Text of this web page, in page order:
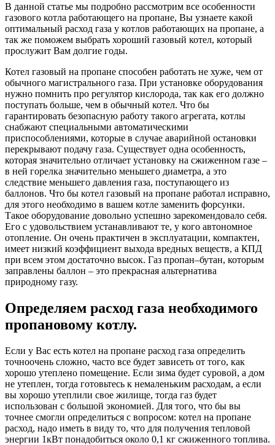
В данной статье мы подробно рассмотрим все особенности
газового котла работающего на пропане, Вы узнаете какой
оптимальный расход газа у котлов работающих на пропане, а
так же поможем выбрать хороший газовый котел, который
прослужит Вам долгие годы.
Котел газовый на пропане способен работать не хуже, чем от
обычного магистрального газа. При установке оборудования
нужно помнить про регулятор кислорода, так как его должно
поступать больше, чем в обычный котел. Что бы
гарантировать безопасную работу такого агрегата, котлы
снабжают специальными автоматическими
приспособлениями, которые в случае аварийной остановки
перекрывают подачу газа. Существует одна особенность,
которая значительно отличает установку на сжиженном газе –
в ней горелка значительно меньшего диаметра, а это
следствие меньшего давления газа, поступающего из
баллонов. Что бы котел газовый на пропане работал исправно,
для этого необходимо в вашем котле заменить форсунки.
Такое оборудование довольно успешно зарекомендовало себя.
Его с удовольствием устанавливают те, у кого автономное
отопление. Он очень практичен в эксплуатации, компактен,
имеет низкий коэффициент выхода вредных веществ, а КПД
при всем этом достаточно высок. Газ пропан–бутан, которым
заправлены баллон – это прекрасная альтернатива
природному газу.
Определяем расход газа необходимого
пропановому котлу.
Если у Вас есть котел на пропане расход газа определить
точноочень сложно, часто все будет зависеть от того, как
хорошо утеплено помещение. Если зима будет суровой, а дом
не утеплен, тогда готовьтесь к немаленьким расходам, а если
вы хорошо утеплили свое жилище, тогда газ будет
использован с большой экономией. Для того, что бы вы
точнее смогли определиться с вопросом: котел на пропане
расход, надо иметь в виду то, что для получения тепловой
энергии 1кВт понадобиться около 0,1 кг сжиженного топлива.